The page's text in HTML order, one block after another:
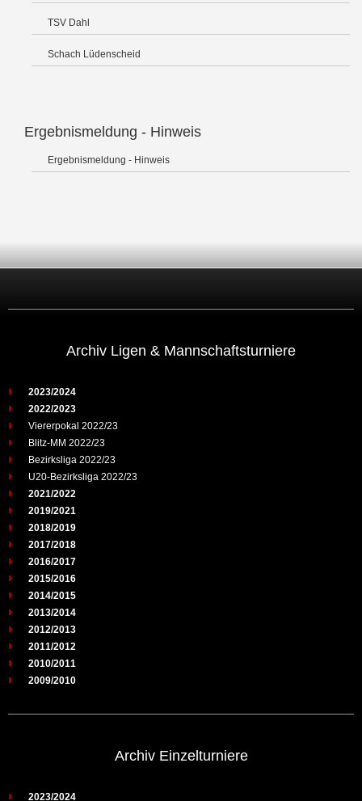
TSV Dahl
Schach Lüdenscheid
Ergebnismeldung - Hinweis
Ergebnismeldung - Hinweis
Archiv Ligen & Mannschaftsturniere
2023/2024
2022/2023
Viererpokal 2022/23
Blitz-MM 2022/23
Bezirksliga 2022/23
U20-Bezirksliga 2022/23
2021/2022
2019/2021
2018/2019
2017/2018
2016/2017
2015/2016
2014/2015
2013/2014
2012/2013
2011/2012
2010/2011
2009/2010
Archiv Einzelturniere
2023/2024